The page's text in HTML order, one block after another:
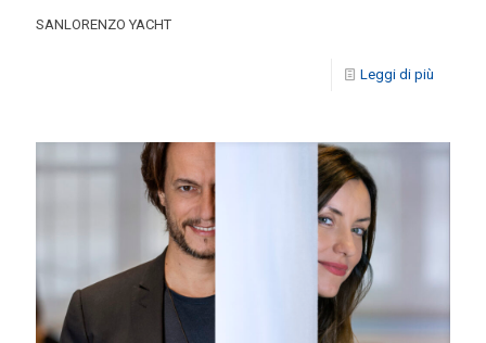
SANLORENZO YACHT
Leggi di più